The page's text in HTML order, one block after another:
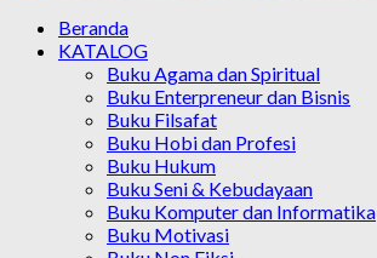
Beranda
KATALOG
Buku Agama dan Spiritual
Buku Enterpreneur dan Bisnis
Buku Filsafat
Buku Hobi dan Profesi
Buku Hukum
Buku Seni & Kebudayaan
Buku Komputer dan Informatika
Buku Motivasi